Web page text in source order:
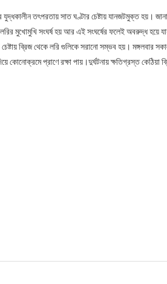
তৎপরতায় সাত ঘণ্টার চেষ্টায় যানজটমুক্ত হয়।
মুখোমুখি সংঘর্ষ হয় আর এই সংঘর্ষের ফলেই অবরুদ্ধ হয়ে
ব্রিজ থেকে লরি গুলিকে সরানো সম্ভব হয়।
কোনোক্রমে প্রাণে রক্ষা পায়।দুর্ঘটনায় ক্ষতিগ্রস্ত কেঠিয়া